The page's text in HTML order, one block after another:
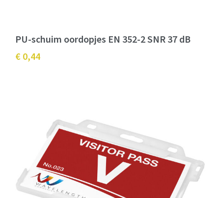
PU-schuim oordopjes EN 352-2 SNR 37 dB
€ 0,44